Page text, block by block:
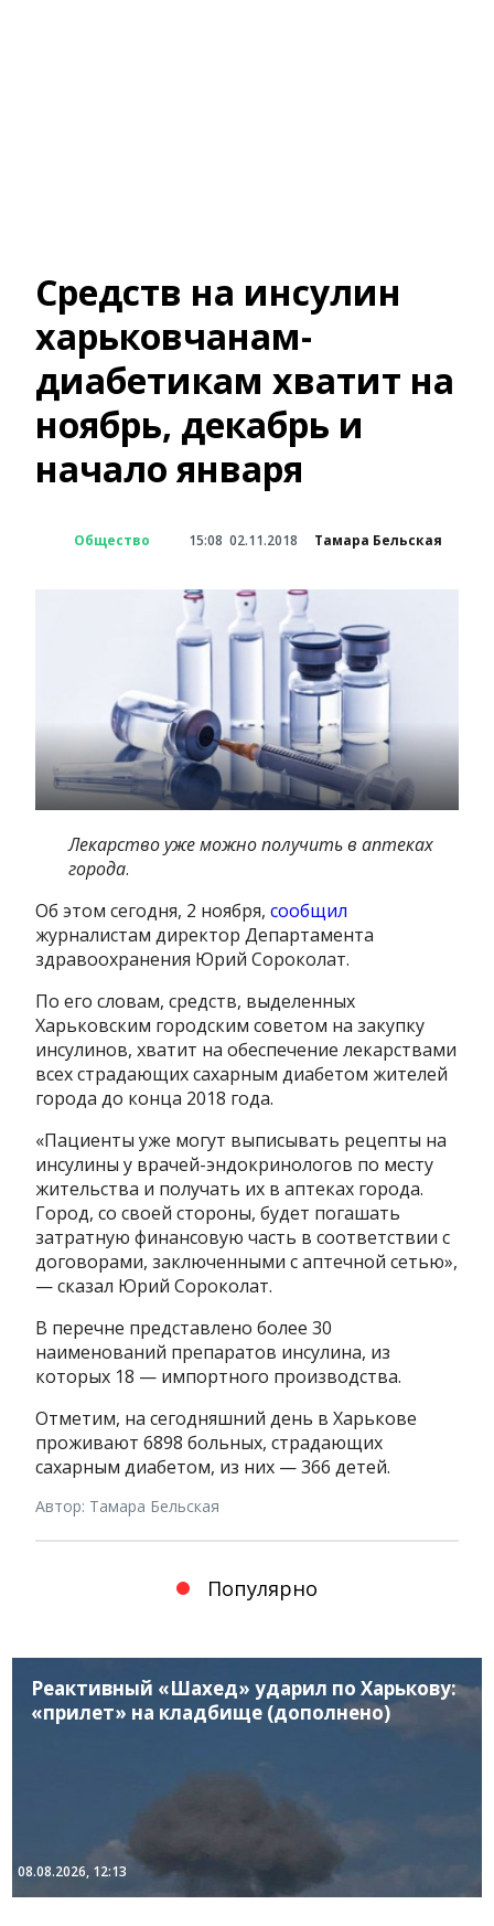
Средств на инсулин
харьковчанам-
диабетикам хватит на
ноябрь, декабрь и
начало января
Общество 15:08 02.11.2018 Тамара Бельская
Лекарство уже можно получить в аптеках
города.
Об этом сегодня, 2 ноября,сообщил
журналистам директор Департамента
здравоохранения Юрий Сороколат.
По его словам, средств, выделенных
Харьковским городским советом на закупку
инсулинов, хватит на обеспечение лекарствами
всех страдающих сахарным диабетом жителей
города до конца 2018 года.
«Пациенты уже могут выписывать рецепты на
инсулины у врачей-эндокринологов по месту
жительства и получать их в аптеках города.
Город, со своей стороны, будет погашать
затратную финансовую часть в соответствии с
договорами, заключенными с аптечной сетью»,
— сказал Юрий Сороколат.
В перечне представлено более 30
наименований препаратов инсулина, из
которых 18 — импортного производства.
Отметим, на сегодняшний день в Харькове
проживают 6898 больных, страдающих
сахарным диабетом, из них — 366 детей.
Автор: Тамара Бельская
Популярно
Реактивный «Шахед» ударил по Харькову:
«прилет» на кладбище (дополнено)
08.08.2026, 12:13